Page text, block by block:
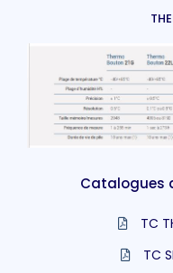
Catalogues
TC
TC